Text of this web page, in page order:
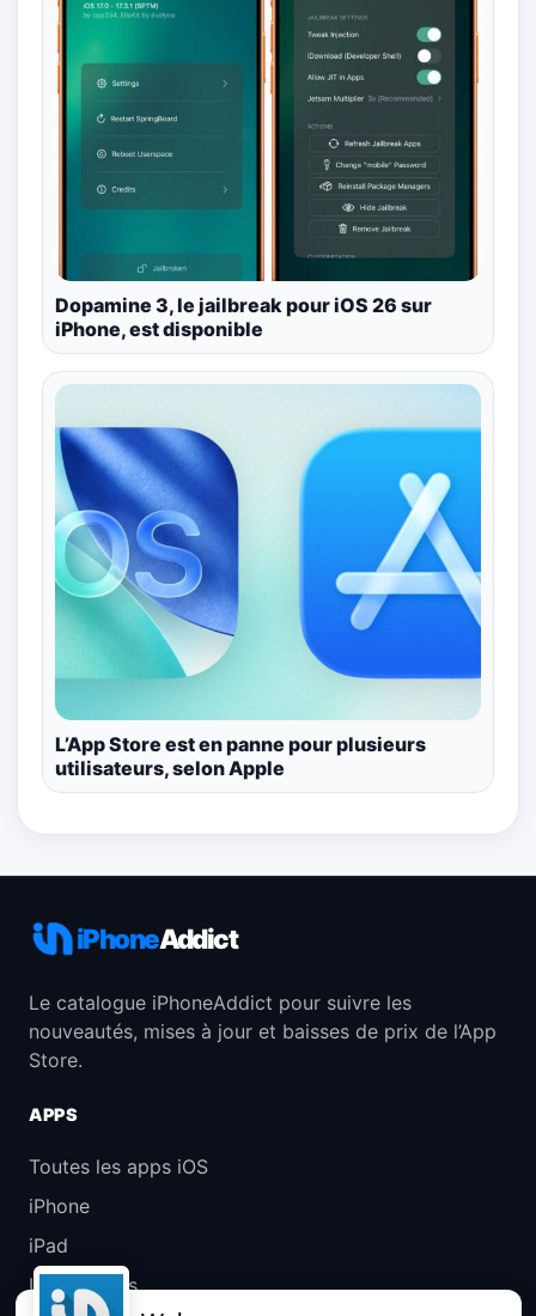
Dopamine 3, le jailbreak pour iOS 26 sur
iPhone, est disponible
L’App Store est en panne pour plusieurs
utilisateurs, selon Apple
iPhoneAddict
Le catalogue iPhoneAddict pour suivre les
nouveautés, mises à jour et baisses de prix de l’App
Store.
APPS
Toutes les apps iOS
iPhone
iPad
Universelles